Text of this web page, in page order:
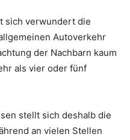
sich verwundert die
Autoverkehr
der Nachbarn kaum
als vier oder fünf
stellt sich deshalb die
an vielen Stellen